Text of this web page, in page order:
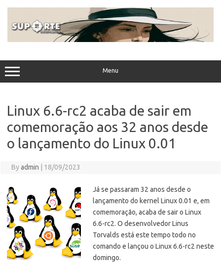
Menu
Linux 6.6-rc2 acaba de sair em
comemoração aos 32 anos desde
o lançamento do Linux 0.01
Byadmin 18/09/2023
Já se passaram 32 anos desde o
lançamento do kernel Linux 0.01 e, em
comemoração, acaba de sair o Linux
6.6-rc2. O desenvolvedor Linus
Torvalds está este tempo todo no
comando e lançou o Linux 6.6-rc2 neste
domingo.